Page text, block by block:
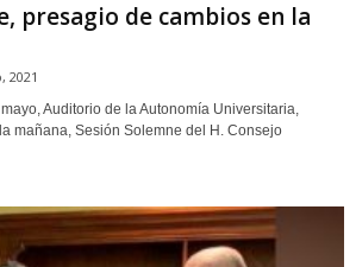
presagio de cambios en la
2021
Auditorio de la Autonomía Universitaria,
mañana, Sesión Solemne del H. Consejo